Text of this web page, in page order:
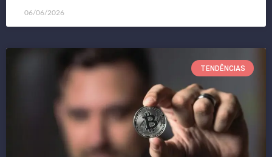
06/06/2026
TENDÊNCIAS